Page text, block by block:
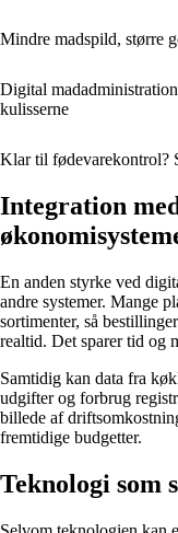
Mindre madspild, større
Digital
kulisserne
Klar til fødevarekontrol?
Integration
En anden styrke ved
andre systemer. Mange
sortimenter, så
realtid. Det sparer tid og
Samtidig kan data fra
udgifter og forbrug
billede af
fremtidige budgetter.
Teknologi som